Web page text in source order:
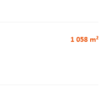
1 058 m²